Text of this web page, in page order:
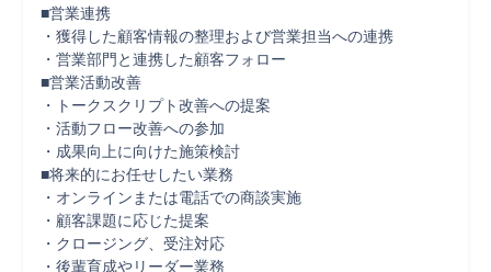
■営業連携
・獲得した顧客情報の整理および営業担当への連携
・営業部門と連携した顧客フォロー
■営業活動改善
・トークスクリプト改善への提案
・活動フロー改善への参加
・成果向上に向けた施策検討
■将来的にお任せしたい業務
・オンラインまたは電話での商談実施
・顧客課題に応じた提案
・クロージング、受注対応
・後輩育成やリーダー業務